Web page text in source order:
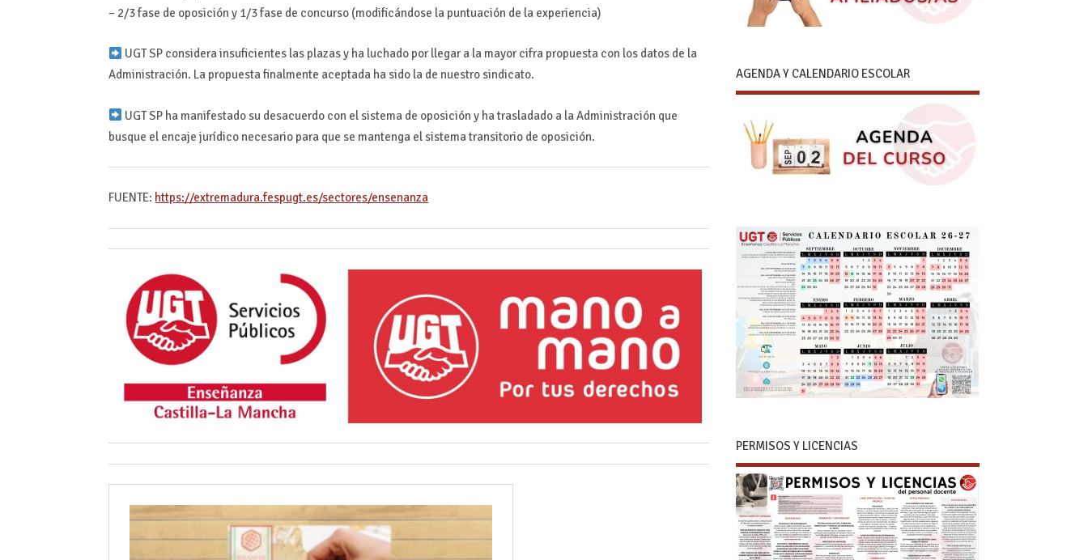
– 2/3 fase de oposición y 1/3 fase de concurso (modificándose la puntuación de la experiencia)
UGT SP considera insuficientes las plazas y ha luchado por llegar a la mayor cifra propuesta con los datos de la
Administración. La propuesta finalmente aceptada ha sido la de nuestro sindicato.
UGT SP ha manifestado su desacuerdo con el sistema de oposición y ha trasladado a la Administración que
busque el encaje jurídico necesario para que se mantenga el sistema transitorio de oposición.
FUENTE: https://extremadura.fespugt.es/sectores/ensenanza
AGENDA Y CALENDARIO ESCOLAR
PERMISOS Y LICENCIAS